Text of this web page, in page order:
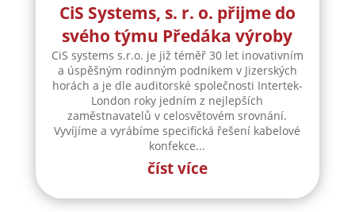
CiS Systems, s. r. o. přijme do
svého týmu Předáka výroby
CiS systems s.r.o. je již téměř 30 let inovativním
a úspěšným rodinným podnikem v Jizerských
horách a je dle auditorské společnosti Intertek-
London roky jedním z nejlepších
zaměstnavatelů v celosvětovém srovnání.
Vyvíjíme a vyrábíme specifická řešení kabelové
konfekce...
číst více